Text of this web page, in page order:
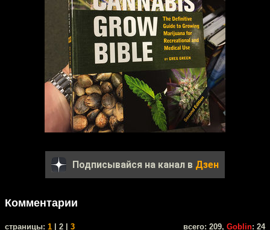
Подписывайся на канал в Дзен
Комментарии
cтраницы: 1 | 2 | 3 всего: 209, Goblin: 24